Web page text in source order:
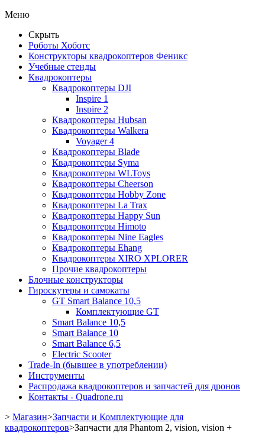
Меню
Скрыть
Роботы Хоботс
Конструкторы квадрокоптеров Феникс
Учебные стенды
Квадрокоптеры
Квадрокоптеры DJI
Inspire 1
Inspire 2
Квадрокоптеры Hubsan
Квадрокоптеры Walkera
Voyager 4
Квадрокоптеры Blade
Квадрокоптеры Syma
Квадрокоптеры WLToys
Квадрокоптеры Cheerson
Квадрокоптеры Hobby Zone
Квадрокоптеры La Trax
Квадрокоптеры Happy Sun
Квадрокоптеры Himoto
Квадрокоптеры Nine Eagles
Квадрокоптеры Ehang
Квадрокоптеры XIRO XPLORER
Прочие квадрокоптеры
Блочные конструкторы
Гироскутеры и самокаты
GT Smart Balance 10,5
Комплектующие GT
Smart Balance 10,5
Smart Balance 10
Smart Balance 6,5
Electric Scooter
Trade-In (бывшее в употреблении)
Инструменты
Распродажа квадрокоптеров и запчастей для дронов
Контакты - Quadrone.ru
> Магазин>Запчасти и Комплектующие для
квадрокоптеров>Запчасти для Phantom 2, vision, vision +